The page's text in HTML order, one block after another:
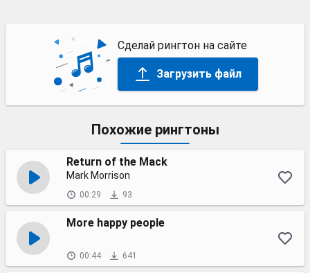
Сделай рингтон на сайте
Загрузить файл
Похожие рингтоны
Return of the Mack
Mark Morrison
00:29 93
More happy people
00:44 641